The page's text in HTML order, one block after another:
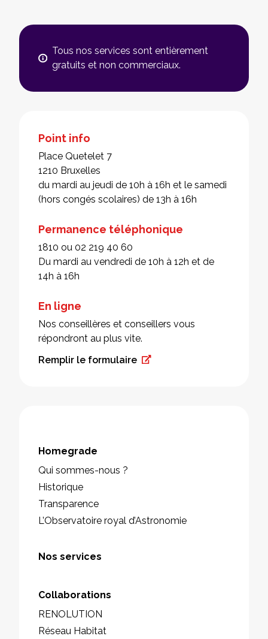
Tous nos services sont entièrement
gratuits et non commerciaux.
Point info
Place Quetelet 7
1210 Bruxelles
du mardi au jeudi de 10h à 16h et le samedi
(hors congés scolaires) de 13h à 16h
Permanence téléphonique
1810 ou 02 219 40 60
Du mardi au vendredi de 10h à 12h et de
14h à 16h
En ligne
Nos conseillères et conseillers vous
répondront au plus vite.
Remplir le formulaire
Homegrade
Qui sommes-nous ?
Historique
Transparence
L’Observatoire royal d’Astronomie
Nos services
Collaborations
RENOLUTION
Réseau Habitat